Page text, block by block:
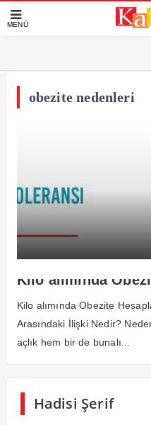
MENÜ
obezite nedenleri
Kilo alımında
Kilo alımında Obezite
Arasındaki İlişki Nedir?
açlık hem bir de bunalı...
Hadisi Şerif